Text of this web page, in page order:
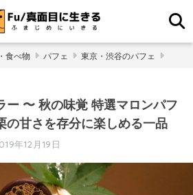
食べ物 パフェ 東京・渋谷のパフェ
ー 〜 秋の味覚 特選マロンパフ
の甘さを存分に楽しめる一品
年12月19日